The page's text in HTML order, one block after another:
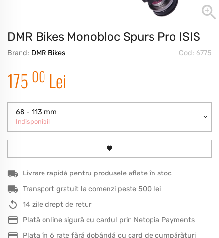
DMR Bikes Monobloc Spurs Pro ISIS
Brand: DMR Bikes Cod: 6775
175 00 Lei
68 - 113 mm
Indisponibil
Livrare rapidă pentru produsele aflate în stoc
Transport gratuit la comenzi peste 500 lei
14 zile drept de retur
Plată online sigură cu cardul prin Netopia Payments
Plata în 6 rate fără dobândă cu card de cumpărături